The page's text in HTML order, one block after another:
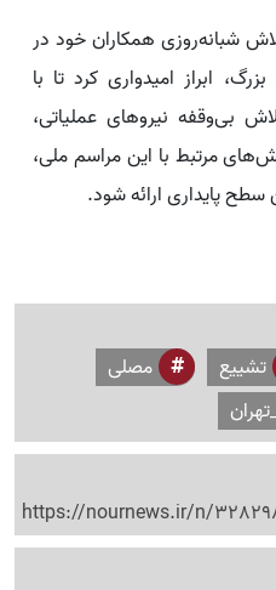
شبانه‌روزی همکاران خود در
ابراز امیدواری کرد تا با
بی‌وقفه نیروهای عملیاتی،
مرتبط با این مراسم ملی،
سطح پایداری ارائه شود.
تشییع
مصلی
https://nournews.ir/n/